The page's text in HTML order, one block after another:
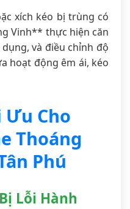
xích kéo bị trùng có
Vinh** thực hiện căn
và điều chỉnh độ
hoạt động êm ái, kéo
Ưu Cho
Thoáng
Phú
Lỗi Hành